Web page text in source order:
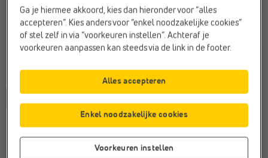
Maat
Bestel je gebruikelijke maat
Ga je hiermee akkoord, kies dan hieronder voor “alles
accepteren”. Kies anders voor “enkel noodzakelijke cookies”
of stel zelf in via “voorkeuren instellen”. Achteraf je
voorkeuren aanpassen kan steeds via de link in de footer.
Voorkeuren instellen
Enkel noodzakelijke cookies
Alles accepteren